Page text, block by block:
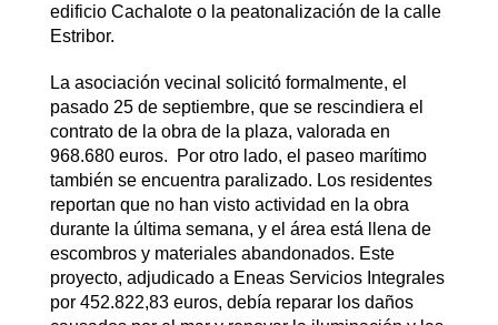
edificio Cachalote o la peatonalización de la calle
Estribor.
La asociación vecinal solicitó formalmente, el
pasado 25 de septiembre, que se rescindiera el
contrato de la obra de la plaza, valorada en
968.680 euros. Por otro lado, el paseo marítimo
también se encuentra paralizado. Los residentes
reportan que no han visto actividad en la obra
durante la última semana, y el área está llena de
escombros y materiales abandonados. Este
proyecto, adjudicado a Eneas Servicios Integrales
por 452.822,83 euros, debía reparar los daños